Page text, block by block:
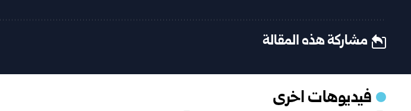
مشاركة هذه المقالة
فيديوهات اخرى